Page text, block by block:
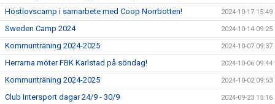
Höstlovscamp i samarbete med Coop Norrbotten! 2024-10-17 15:49
Sweden Camp 2024 2024-10-14 09:25
Kommunträning 2024-2025 2024-10-07 09:37
Herrarna möter FBK Karlstad på söndag! 2024-10-06 09:44
Kommunträning 2024-2025 2024-10-02 09:53
Club Intersport dagar 24/9 - 30/9 2024-09-23 15:16